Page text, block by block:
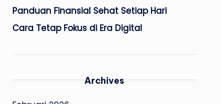
Panduan Finansial Sehat Setiap Hari
Cara Tetap Fokus di Era Digital
Archives